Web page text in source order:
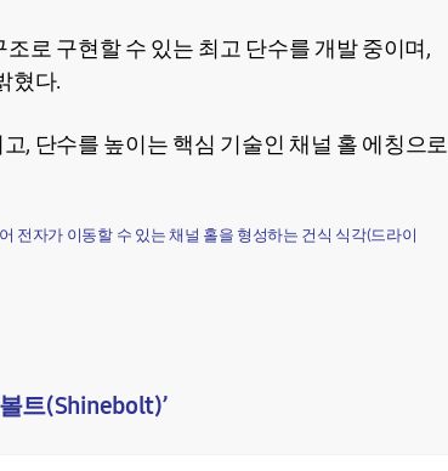
로 구현할 수 있는 최고 단수를 개발 중이며,
혔다.
, 단수를 높이는 핵심 기술인 채널 홀 에칭으로
전자가 이동할 수 있는 채널 홀을 형성하는 건식 식각(드라이
트(Shinebolt)’